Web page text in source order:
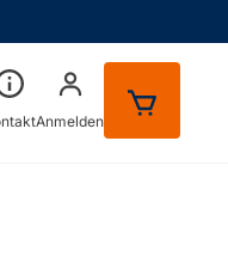
Anmelden